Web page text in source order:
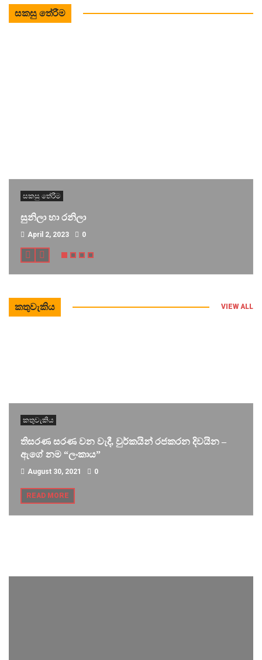
සකසු තේරීම
සකසු තේරීම
සුනිලා හා රනිලා
April 2, 2023 0
කතුවැකිය VIEW ALL
කතුවැකිය
තිසරණ සරණ වන වැදී, වුර්කයින් රජකරන දිවයින –
ඇගේ නම “ලංකාය”
August 30, 2021 0
READ MORE